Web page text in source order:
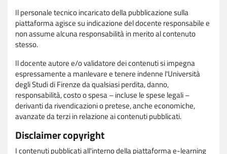
Il personale tecnico incaricato della pubblicazione sulla
piattaforma agisce su indicazione del docente responsabile e
non assume alcuna responsabilità in merito al contenuto
stesso.
Il docente autore e/o validatore dei contenuti si impegna
espressamente a manlevare e tenere indenne l'Università
degli Studi di Firenze da qualsiasi perdita, danno,
responsabilità, costo o spesa – incluse le spese legali –
derivanti da rivendicazioni o pretese, anche economiche,
avanzate da terzi in relazione ai contenuti pubblicati.
Disclaimer copyright
I contenuti pubblicati all'interno della piattaforma e-learning